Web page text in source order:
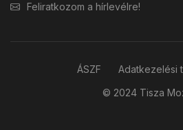
Feliratkozom a hírlevélre!
© 2024 Tisza
ÁSZF Adatkezelési